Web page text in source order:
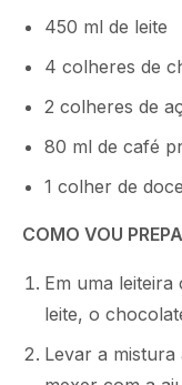
450 ml de leite
4 colheres de
2 colheres de
80 ml de café
1 colher de
COMO VOU
Em uma
leite, o
Levar a mistura